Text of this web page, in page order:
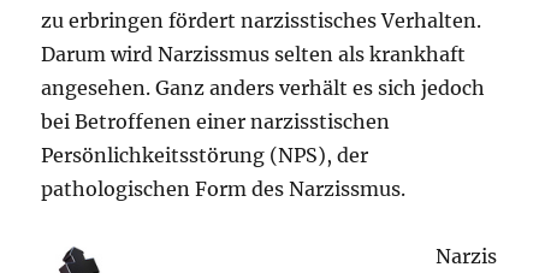
zu erbringen fördert narzisstisches Verhalten.
Darum wird Narzissmus selten als krankhaft
angesehen. Ganz anders verhält es sich jedoch
bei Betroffenen einer narzisstischen
Persönlichkeitsstörung (NPS), der
pathologischen Form des Narzissmus.
Narzis